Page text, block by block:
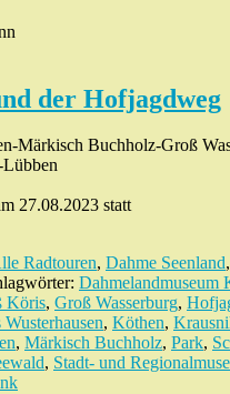
der Hofjagdweg
Märkisch Buchholz-Groß
27.08.2023 statt
Radtouren, Dahme Seenland,
Dahmelandmuseum
Köris, Groß Wasserburg,
, Köthen,
, Märkisch Buchholz, Park,
, Stadt- und